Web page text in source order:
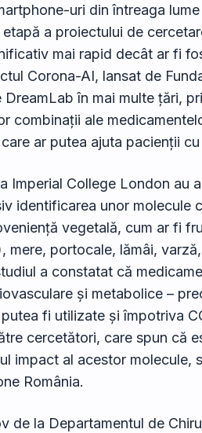
uri din întreaga
a proiectului de
mai rapid decât ar fi
Corona-AI, lansat de
în mai multe țări,
combinații ale
ar putea ajuta pacienții cu
Imperial College London au
identificarea unor molecule
vegetală, cum ar fi
mere, portocale, lămâi,
a constatat că
și metabolice –
fi utilizate și împotriva
cercetători, care spun că
impact al acestor molecule,
România.
de la Departamentul de